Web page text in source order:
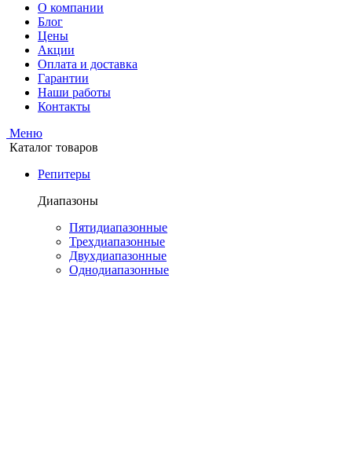
О компании
Блог
Цены
Акции
Оплата и доставка
Гарантии
Наши работы
Контакты
Меню
Каталог товаров
Репитеры
Диапазоны
Пятидиапазонные
Трехдиапазонные
Двухдиапазонные
Однодиапазонные